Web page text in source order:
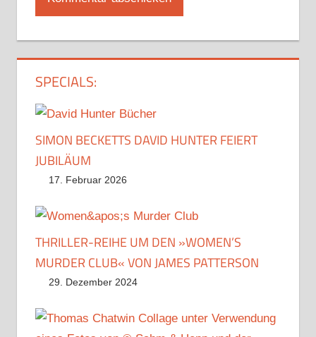
SPECIALS:
SIMON BECKETTS DAVID HUNTER FEIERT
JUBILÄUM
17. Februar 2026
THRILLER-REIHE UM DEN »WOMEN’S
MURDER CLUB« VON JAMES PATTERSON
29. Dezember 2024